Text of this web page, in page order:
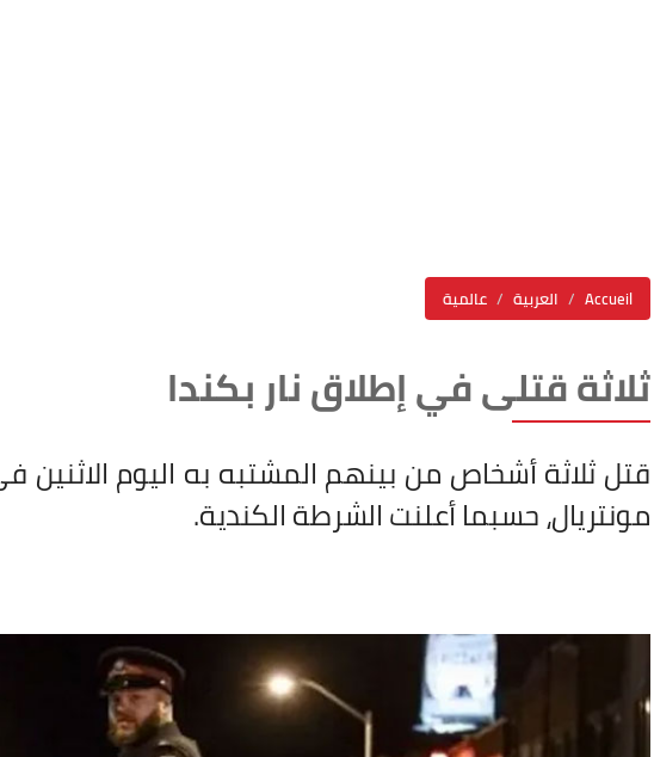
عالمية العربية Accueil
ثلاثة قتلى في إطلاق نار بكندا
قتل ثلاثة أشخاص من بينهم المشتبه به اليوم
مونتريال، حسبما أعلنت الشرطة الكندية.